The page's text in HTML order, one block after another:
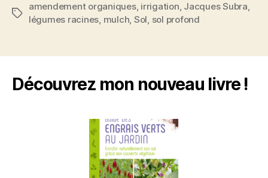
Étiquettes
amendement organiques, irrigation, Jacques Subra,
légumes racines, mulch, Sol, sol profond
Découvrez mon nouveau livre !